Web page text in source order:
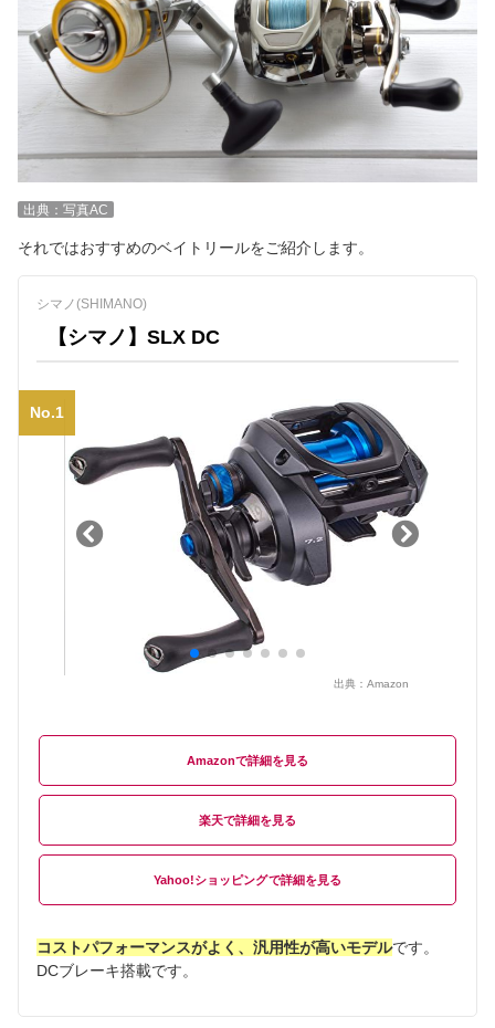
出典：写真AC
それではおすすめのベイトリールをご紹介します。
シマノ(SHIMANO)
【シマノ】SLX DC
No.1
出典： Amazon
Amazon
楽天
Yahoo!ショッピング
コストパフォーマンスがよく、汎用性が高いモデルです。
DCブレーキ搭載です。